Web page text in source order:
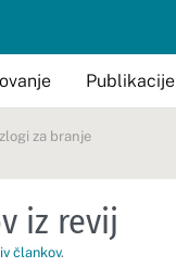
Publikacije
za branje
iz revij
člankov.